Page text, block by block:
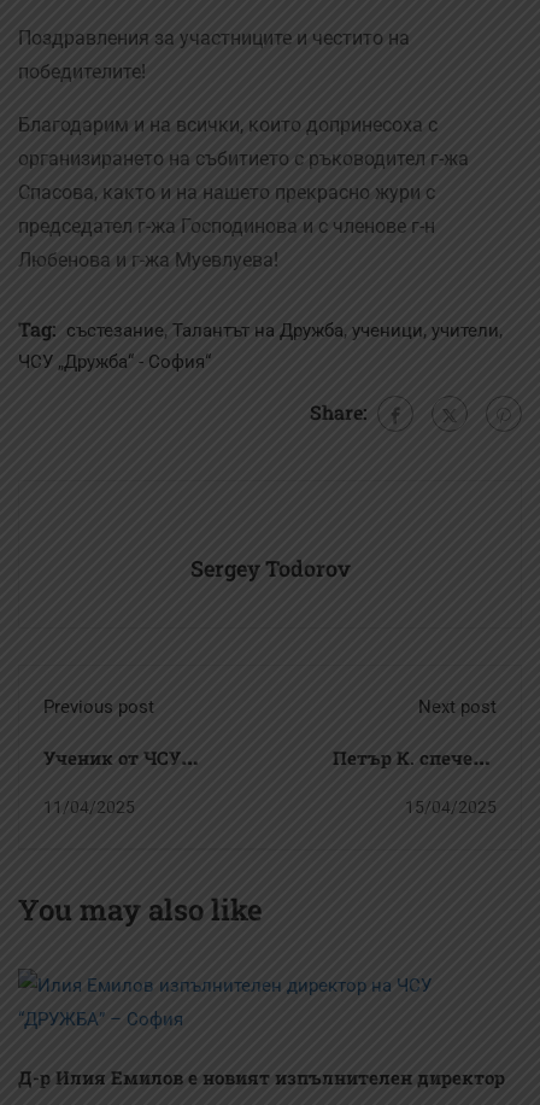
Поздравления за участниците и честито на
победителите!
Благодарим и на всички, които допринесоха с
организирането на събитието с ръководител г-жа
Спасова, както и на нашето прекрасно жури с
председател г-жа Господинова и с членове г-н
Любенова и г-жа Муевлуева!
Tag: състезание, Талантът на Дружба, ученици, учители,
ЧСУ „Дружба“ - София“
Share:
Sergey Todorov
Previous post
Ученик от ЧСУ
„ДРУЖБА“ – София
личен шампионат по
11/04/2025
Next post
Петър К. спечели
златен медал на
15/04/2025
You may also like
Д-р Илия Емилов е новият изпълнителен директор